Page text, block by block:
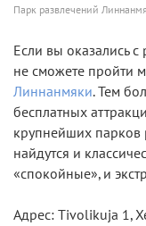
Парк развлечений
Если вы оказались
не сможете пройти
Линнанмяки. Тем
бесплатных
крупнейших парков
найдутся и
«спокойные», и
Адрес: Tivolikuja 1,